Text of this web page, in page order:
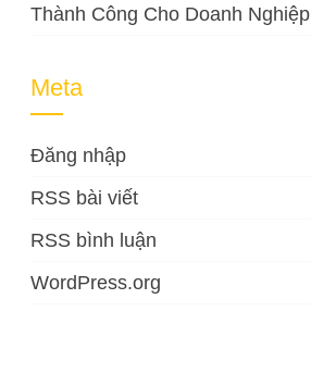
Thành Công Cho Doanh Nghiệp
Meta
Đăng nhập
RSS bài viết
RSS bình luận
WordPress.org